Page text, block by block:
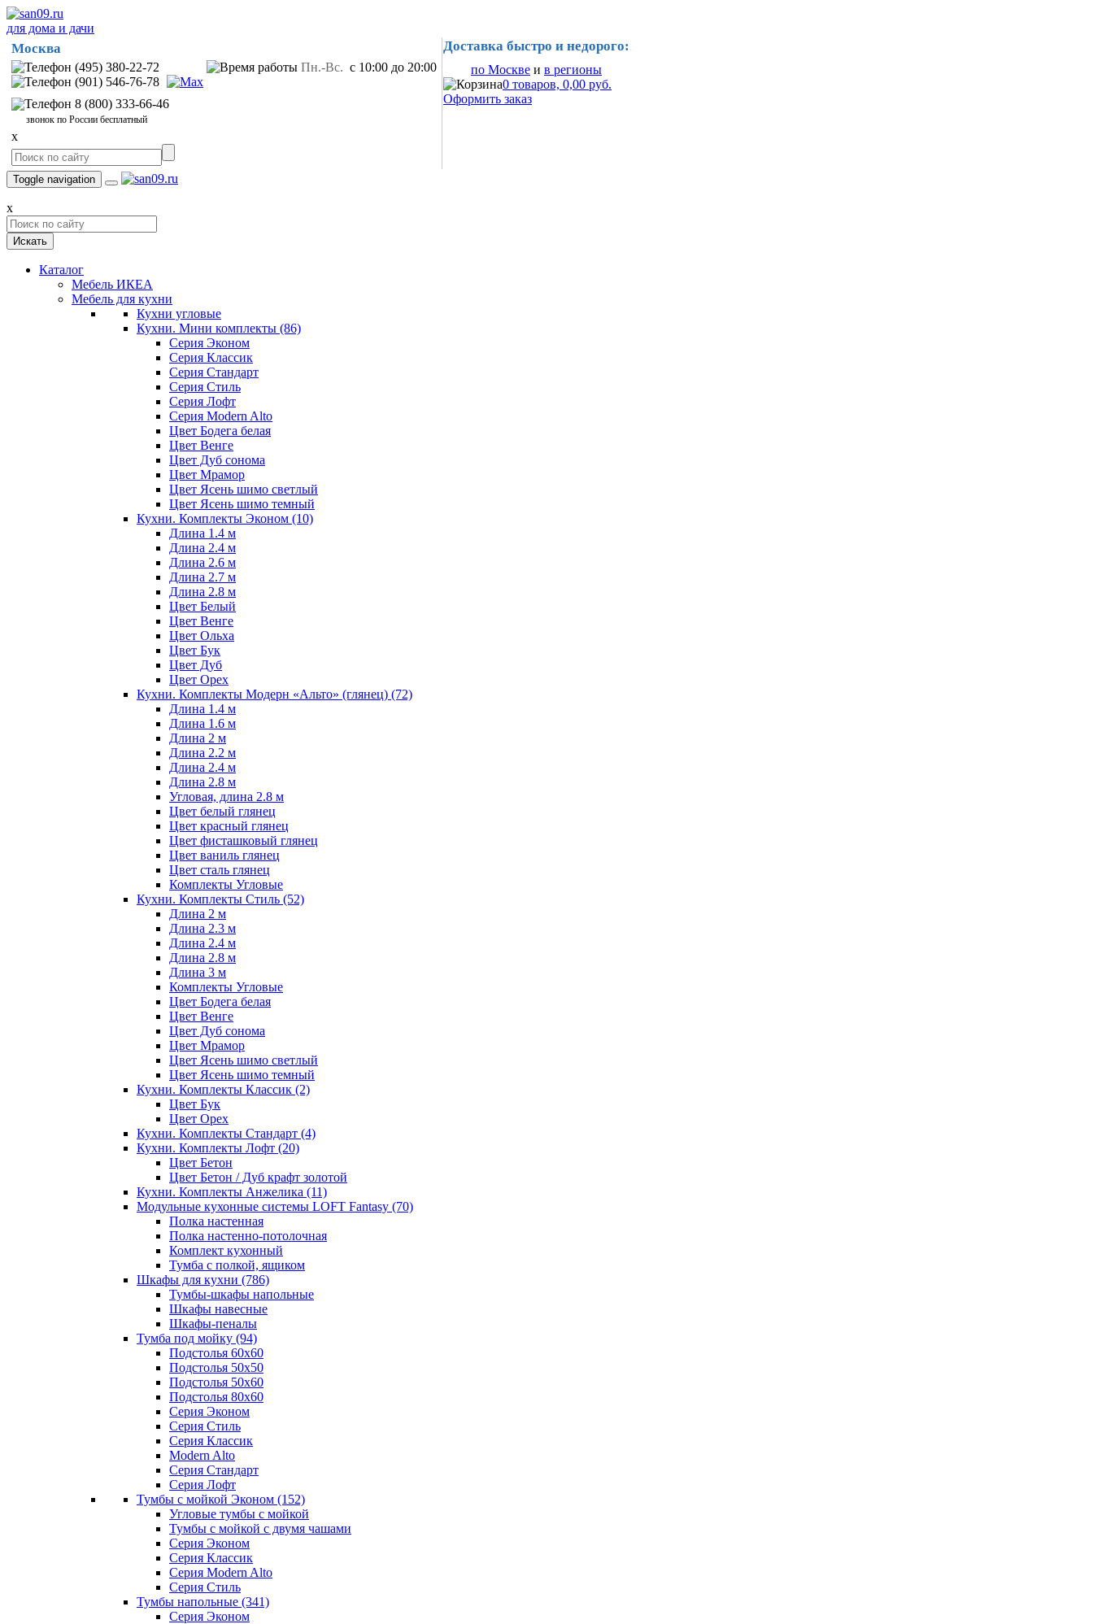
для дома и дачи
Москва
(495) 380-22-72
(901) 546-76-78
8 (800) 333-66-46
звонок по России бесплатный
Пн.-Вс. с 10:00 до 20:00
x
Доставка быстро и недорого:
по Москве и в регионы
0 товаров, 0,00 руб.
Оформить заказ
Toggle navigation
x
Искать
Каталог
Мебель ИКЕА
Мебель для кухни
Кухни угловые
Кухни. Мини комплекты (86)
Серия Эконом
Серия Классик
Серия Стандарт
Серия Стиль
Серия Лофт
Серия Modern Alto
Цвет Бодега белая
Цвет Венге
Цвет Дуб сонома
Цвет Мрамор
Цвет Ясень шимо светлый
Цвет Ясень шимо темный
Кухни. Комплекты Эконом (10)
Длина 1.4 м
Длина 2.4 м
Длина 2.6 м
Длина 2.7 м
Длина 2.8 м
Цвет Белый
Цвет Венге
Цвет Ольха
Цвет Бук
Цвет Дуб
Цвет Орех
Кухни. Комплекты Модерн «Альто» (глянец) (72)
Длина 1.4 м
Длина 1.6 м
Длина 2 м
Длина 2.2 м
Длина 2.4 м
Длина 2.8 м
Угловая, длина 2.8 м
Цвет белый глянец
Цвет красный глянец
Цвет фисташковый глянец
Цвет ваниль глянец
Цвет сталь глянец
Комплекты Угловые
Кухни. Комплекты Стиль (52)
Длина 2 м
Длина 2.3 м
Длина 2.4 м
Длина 2.8 м
Длина 3 м
Комплекты Угловые
Цвет Бодега белая
Цвет Венге
Цвет Дуб сонома
Цвет Мрамор
Цвет Ясень шимо светлый
Цвет Ясень шимо темный
Кухни. Комплекты Классик (2)
Цвет Бук
Цвет Орех
Кухни. Комплекты Стандарт (4)
Кухни. Комплекты Лофт (20)
Цвет Бетон
Цвет Бетон / Дуб крафт золотой
Кухни. Комплекты Анжелика (11)
Модульные кухонные системы LOFT Fantasy (70)
Полка настенная
Полка настенно-потолочная
Комплект кухонный
Тумба с полкой, ящиком
Шкафы для кухни (786)
Тумбы-шкафы напольные
Шкафы навесные
Шкафы-пеналы
Тумба под мойку (94)
Подстолья 60х60
Подстолья 50х50
Подстолья 50х60
Подстолья 80х60
Серия Эконом
Серия Стиль
Серия Классик
Modern Alto
Серия Стандарт
Серия Лофт
Тумбы с мойкой Эконом (152)
Угловые тумбы с мойкой
Тумбы с мойкой с двумя чашами
Серия Эконом
Серия Классик
Серия Modern Alto
Серия Стиль
Тумбы напольные (341)
Серия Эконом